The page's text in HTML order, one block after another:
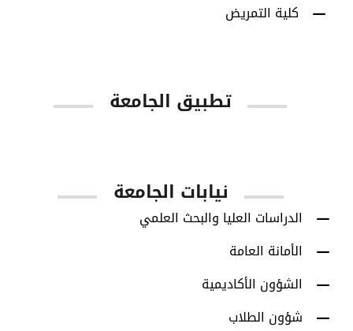
كلية التمريض
تطبيق الجامعة
نيابات الجامعة
الدراسات العليا والبحث العلمي
الأمانة العامة
الشؤون الأكاديمية
شؤون الطلاب